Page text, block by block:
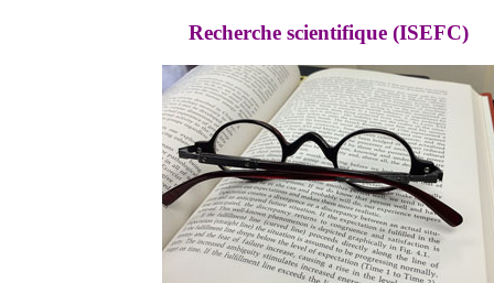
Recherche scientifique (ISEFC)